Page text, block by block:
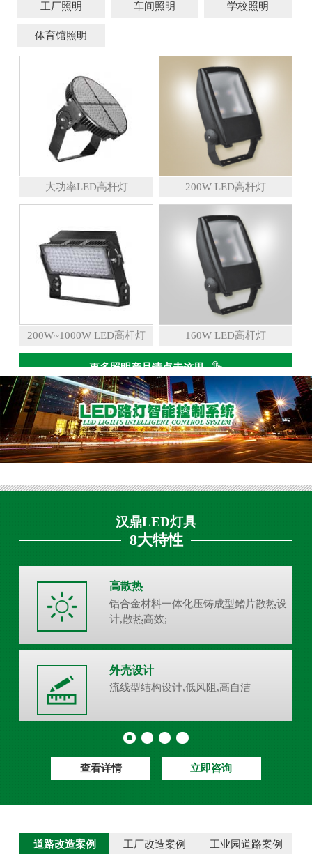
工厂照明 车间照明 学校照明
体育馆照明
大功率LED高杆灯 200W LED高杆灯
200W~1000W LED高杆灯 160W LED高杆灯
更多照明产品请点击这里
汉鼎LED灯具
8大特性
高散热
铝合金材料一体化压铸成型鳍片散热设
计,散热高效;
外壳设计
流线型结构设计,低风阻,高自洁
查看详情 立即咨询
道路改造案例 工厂改造案例 工业园道路案例